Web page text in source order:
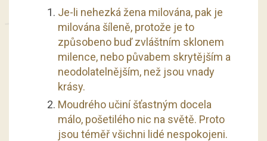
Je-li nehezká žena milována, pak je
milována šíleně, protože je to
způsobeno buď zvláštním sklonem
milence, nebo půvabem skrytějším a
neodolatelnějším, než jsou vnady
krásy.
Moudrého učiní šťastným docela
málo, pošetilého nic na světě. Proto
jsou téměř všichni lidé nespokojeni.